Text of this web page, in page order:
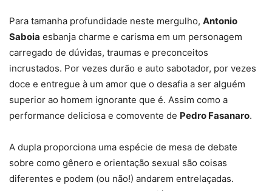
Para tamanha profundidade neste mergulho, Antonio
Saboia esbanja charme e carisma em um personagem
carregado de dúvidas, traumas e preconceitos
incrustados. Por vezes durão e auto sabotador, por vezes
doce e entregue à um amor que o desafia a ser alguém
superior ao homem ignorante que é. Assim como a
performance deliciosa e comovente de Pedro Fasanaro.
A dupla proporciona uma espécie de mesa de debate
sobre como gênero e orientação sexual são coisas
diferentes e podem (ou não!) andarem entrelaçadas.